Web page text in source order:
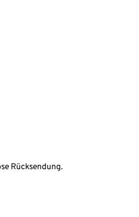
Rücksendung.